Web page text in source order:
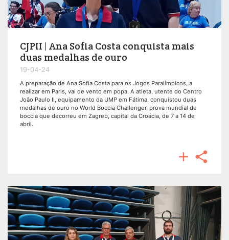
CJPII | Ana Sofia Costa conquista mais
duas medalhas de ouro
19-04-24
A preparação de Ana Sofia Costa para os Jogos Paralímpicos, a
realizar em Paris, vai de vento em popa. A atleta, utente do Centro
João Paulo II, equipamento da UMP em Fátima, conquistou duas
medalhas de ouro no World Boccia Challenger, prova mundial de
boccia que decorreu em Zagreb, capital da Croácia, de 7 a 14 de
abril.
 